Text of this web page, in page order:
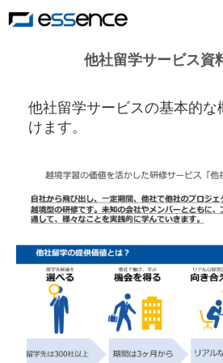
サービス紹介
会社紹介
採用情報
セミナー＆コラ
他社留学サービス資
他社留学サービスの基本的な
けます。